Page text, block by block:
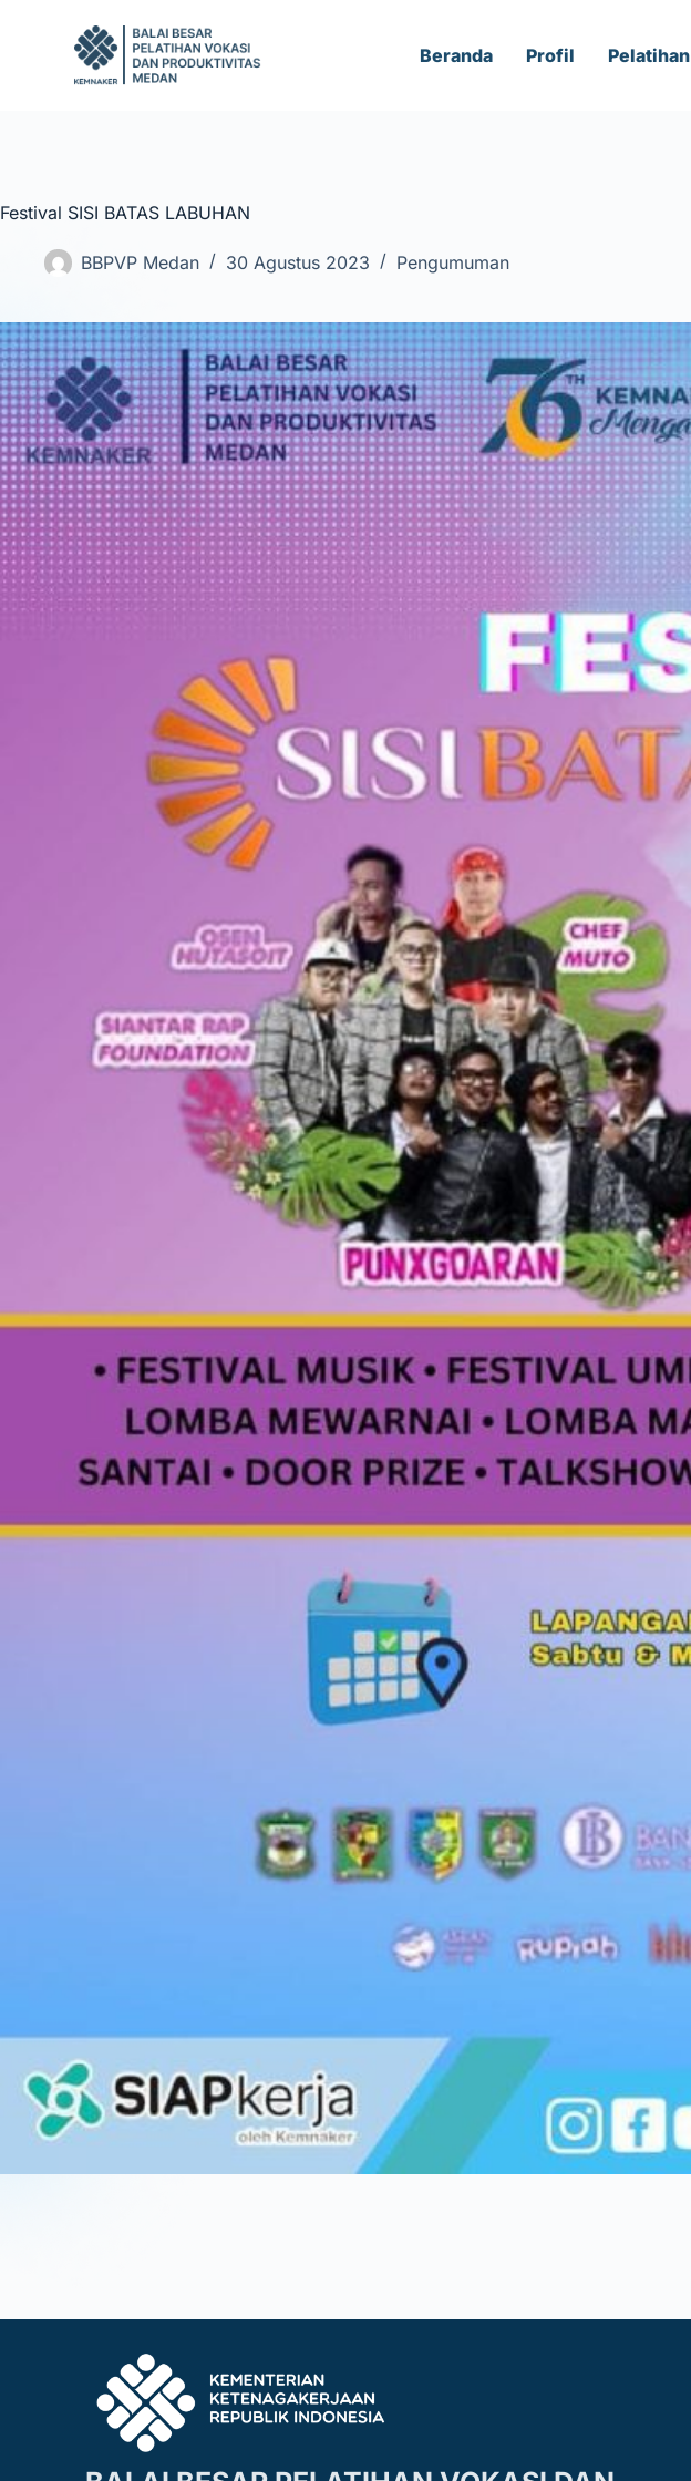
o
n
t
Beranda Profil Pelatihan
Festival SISI BATAS LABUHAN
BBPVP Medan 30 Agustus 2023 Pengumuman